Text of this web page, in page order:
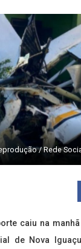
/ Rede
caiu na
de Nova